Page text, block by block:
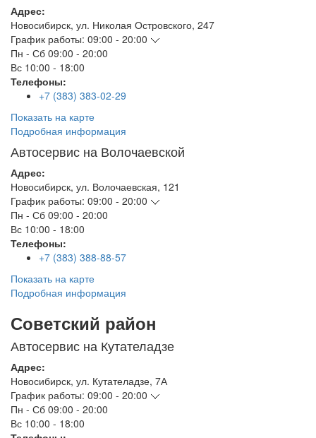
Адрес:
Новосибирск, ул. Николая Островского, 247
График работы: 09:00 - 20:00
Пн - Сб 09:00 - 20:00
Вс 10:00 - 18:00
Телефоны:
+7 (383) 383-02-29
Показать на карте
Подробная информация
Автосервис на Волочаевской
Адрес:
Новосибирск, ул. Волочаевская, 121
График работы: 09:00 - 20:00
Пн - Сб 09:00 - 20:00
Вс 10:00 - 18:00
Телефоны:
+7 (383) 388-88-57
Показать на карте
Подробная информация
Советский район
Автосервис на Кутателадзе
Адрес:
Новосибирск, ул. Кутателадзе, 7А
График работы: 09:00 - 20:00
Пн - Сб 09:00 - 20:00
Вс 10:00 - 18:00